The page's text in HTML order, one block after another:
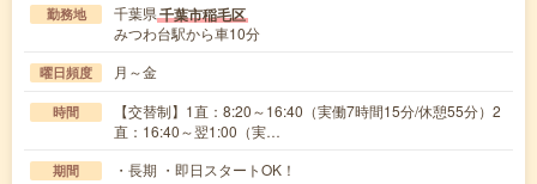
勤務地 千葉県千葉市稲毛区
みつわ台駅から車10分
曜日頻度 月～金
時間
【交替制】1直：8:20～16:40（実働7時間15分/休憩55分）2
直：16:40～翌1:00（実…
期間 ・長期 ・即日スタートOK！